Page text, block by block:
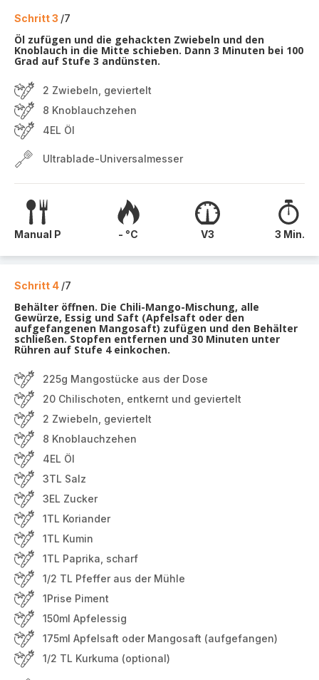
Schritt 3 /7
Öl zufügen und die gehackten Zwiebeln und den
Knoblauch in die Mitte schieben. Dann 3 Minuten bei 100
Grad auf Stufe 3 andünsten.
2 Zwiebeln, geviertelt
8 Knoblauchzehen
4EL Öl
Ultrablade-Universalmesser
Manual P - °C V3 3 Min.
Schritt 4 /7
Behälter öffnen. Die Chili-Mango-Mischung, alle
Gewürze, Essig und Saft (Apfelsaft oder den
aufgefangenen Mangosaft) zufügen und den Behälter
schließen. Stopfen entfernen und 30 Minuten unter
Rühren auf Stufe 4 einkochen.
225g Mangostücke aus der Dose
20 Chilischoten, entkernt und geviertelt
2 Zwiebeln, geviertelt
8 Knoblauchzehen
4EL Öl
3TL Salz
3EL Zucker
1TL Koriander
1TL Kumin
1TL Paprika, scharf
1/2 TL Pfeffer aus der Mühle
1Prise Piment
150ml Apfelessig
175ml Apfelsaft oder Mangosaft (aufgefangen)
1/2 TL Kurkuma (optional)